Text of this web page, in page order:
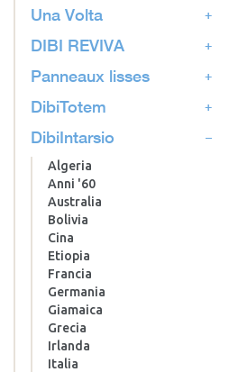
Una Volta
DIBI REVIVA
Panneaux lisses
DibiTotem
DibiIntarsio
Algeria
Anni '60
Australia
Bolivia
Cina
Etiopia
Francia
Germania
Giamaica
Grecia
Irlanda
Italia